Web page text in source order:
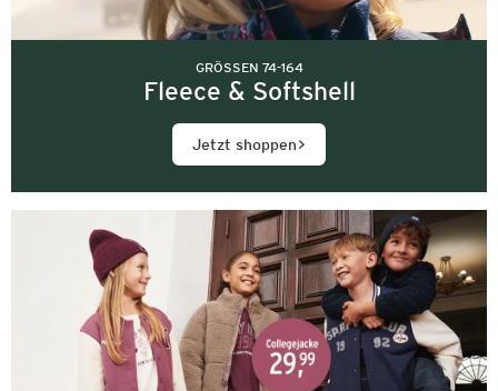
GRÖSSEN 74-164
Fleece & Softshell
Jetzt shoppen